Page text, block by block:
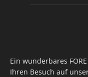
Ein wunderbares
Ihren Besuch auf